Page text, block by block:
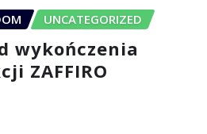
UNCATEGORIZED
wykończenia
ZAFFIRO